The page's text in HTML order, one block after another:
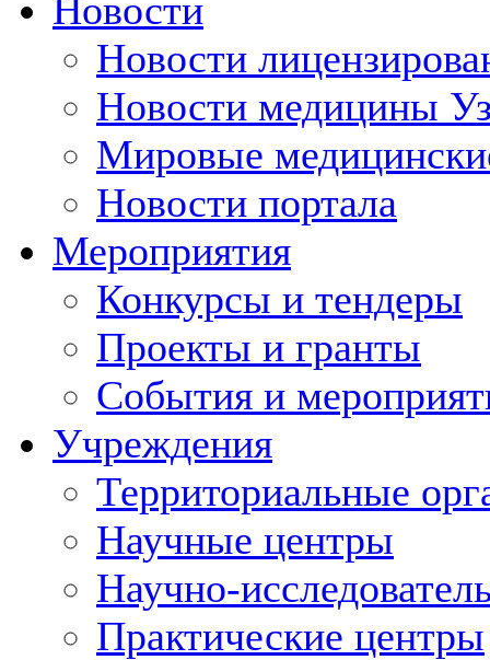
Новости
Новости
Новости медицины
Мировые
Новости портала
Мероприятия
Конкурсы и тендеры
Проекты и гранты
События и
Учреждения
Территориальные
Научные центры
Научно-
Практические центры